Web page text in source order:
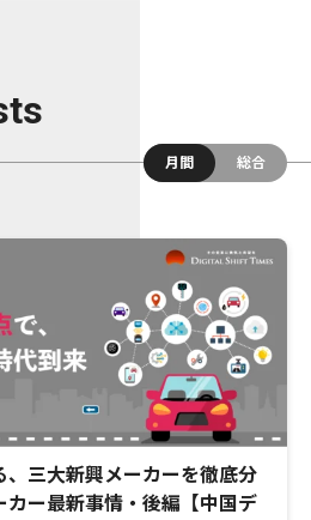
月間
総合
、三大新興メーカーを徹底分
カー最新事情・後編【中国デ